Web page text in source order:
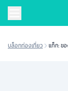
บล็อกท่องเที่ยว แท็ก: ข